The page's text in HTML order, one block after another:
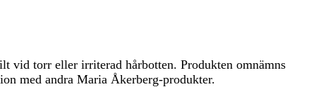
vid torr eller irriterad hårbotten. Produkten omnämns
med andra Maria Åkerberg-produkter.